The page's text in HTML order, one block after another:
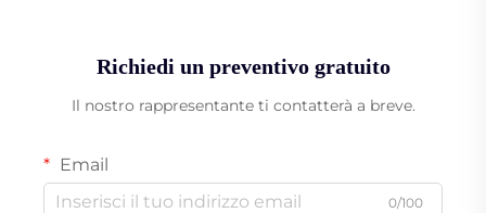
Richiedi un preventivo gratuito
Il nostro rappresentante ti contatterà a breve.
Email
0/100